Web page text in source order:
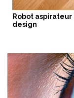
Robot
design